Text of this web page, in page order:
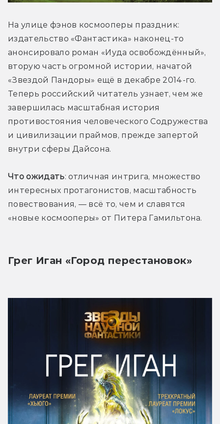
На улице фэнов космооперы праздник:
издательство «Фантастика» наконец-то
анонсировало роман «Иуда освобождённый»,
вторую часть огромной истории, начатой
«Звездой Пандоры» ещё в декабре 2014-го.
Теперь российский читатель узнает, чем же
завершилась масштабная история
противостояния человеческого Содружества
и цивилизации праймов, прежде запертой
внутри сферы Дайсона.
Что ожидать: отличная интрига, множество
интересных протагонистов, масштабность
повествования, — всё то, чем и славятся
«новые космооперы» от Питера Гамильтона.
Грег Иган «Город перестановок»